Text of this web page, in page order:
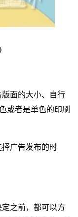
面的大小、自行
或者是单色的印刷
广告发布的时
之前，都可以方